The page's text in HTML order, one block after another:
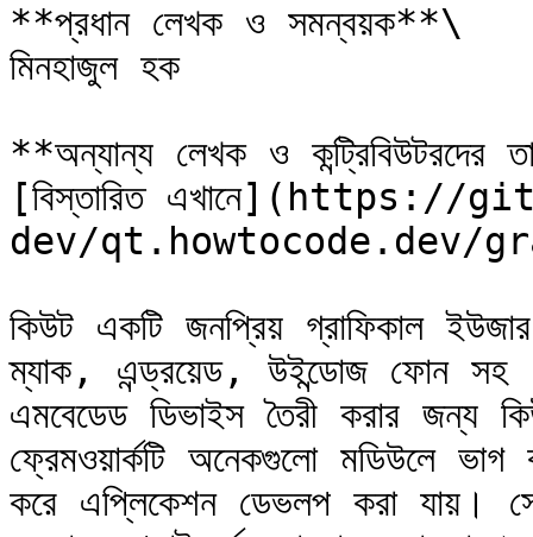
**প্রধান লেখক ও সমন্বয়ক**\
মিনহাজুল হক
**অন্যান্য লেখক ও কন্ট্রিবিউটরদের
[বিস্তারিত এখানে](https://
dev/qt.howtocode.dev/
কিউট একটি জনপ্রিয় গ্রাফিকাল
ম্যাক, এন্ড্রয়েড, উইন্ডোজ ফোন সহ
এমবেডেড ডিভাইস তৈরী করার জন্য
ফ্রেমওয়ার্কটি অনেকগুলো মডিউলে
করে এপ্লিকেশন ডেভলপ করা যায়।